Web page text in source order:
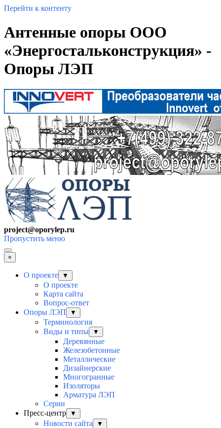
Перейти к контенту
Антенные опоры ООО
«Энергостальконструкция» -
Опоры ЛЭП
project@oporylep.ru
Пропустить меню
×
О проекте ▼
О проекте
Карта сайта
Вопрос-ответ
Опоры ЛЭП
▼
Терминология
Виды и типы
▼
Деревянные
Железобетонные
Металлические
Дизайнерские
Многогранные
Изоляторы
Арматура ЛЭП
Серии
Пресс-центр
▼
Новости сайта ▼